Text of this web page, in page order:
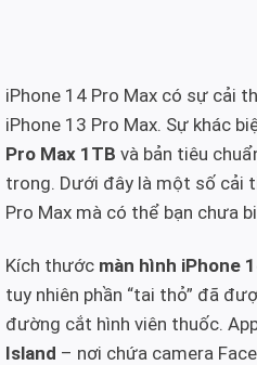
iPhone 14 Pro Max có sự cải
iPhone 13 Pro Max. Sự khác
Pro Max 1TB và bản tiêu
trong. Dưới đây là một số cải
Pro Max mà có thể bạn chưa
Kích thước màn hình iPhone
tuy nhiên phần “tai thỏ” đã
đường cắt hình viên thuốc.
Island – nơi chứa camera